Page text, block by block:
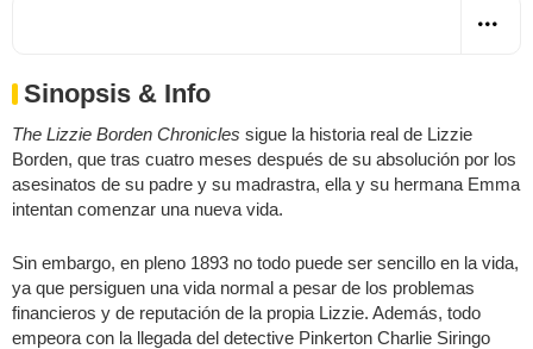
Sinopsis & Info
The Lizzie Borden Chronicles sigue la historia real de Lizzie
Borden, que tras cuatro meses después de su absolución por los
asesinatos de su padre y su madrastra, ella y su hermana Emma
intentan comenzar una nueva vida.
Sin embargo, en pleno 1893 no todo puede ser sencillo en la vida,
ya que persiguen una vida normal a pesar de los problemas
financieros y de reputación de la propia Lizzie. Además, todo
empeora con la llegada del detective Pinkerton Charlie Siringo